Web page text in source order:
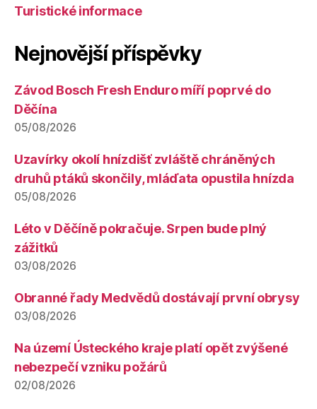
Turistické informace
Nejnovější příspěvky
Závod Bosch Fresh Enduro míří poprvé do
Děčína
05/08/2026
Uzavírky okolí hnízdišť zvláště chráněných
druhů ptáků skončily, mláďata opustila hnízda
05/08/2026
Léto v Děčíně pokračuje. Srpen bude plný
zážitků
03/08/2026
Obranné řady Medvědů dostávají první obrysy
03/08/2026
Na území Ústeckého kraje platí opět zvýšené
nebezpečí vzniku požárů
02/08/2026